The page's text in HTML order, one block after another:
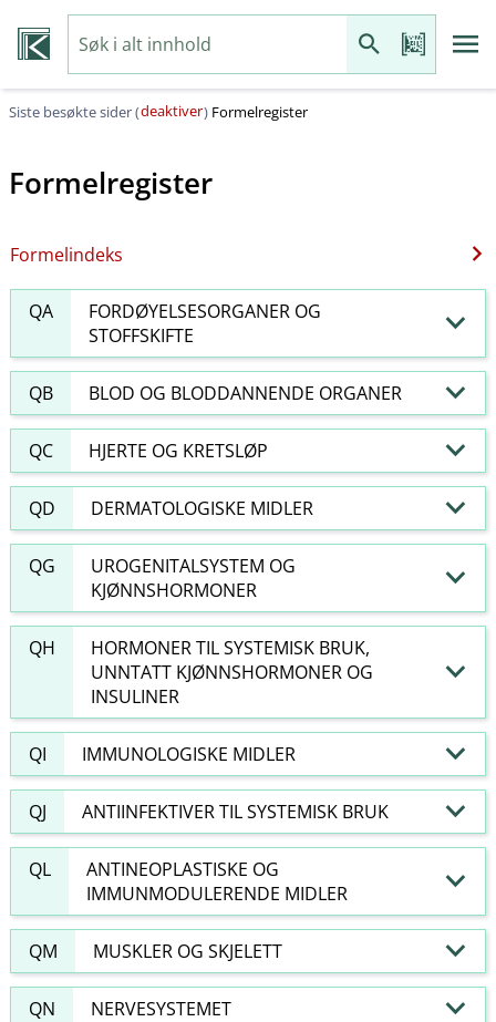
Siste besøkte sider (deaktiver) Formelregister
Formelregister
Formelindeks
QA
FORDØYELSESORGANER OG
STOFFSKIFTE
QB BLOD OG BLODDANNENDE ORGANER
QC HJERTE OG KRETSLØP
QD DERMATOLOGISKE MIDLER
QG
UROGENITALSYSTEM OG
KJØNNSHORMONER
QH
HORMONER TIL SYSTEMISK BRUK,
UNNTATT KJØNNSHORMONER OG
INSULINER
QI IMMUNOLOGISKE MIDLER
QJ ANTIINFEKTIVER TIL SYSTEMISK BRUK
QL
ANTINEOPLASTISKE OG
IMMUNMODULERENDE MIDLER
QM MUSKLER OG SKJELETT
QN NERVESYSTEMET